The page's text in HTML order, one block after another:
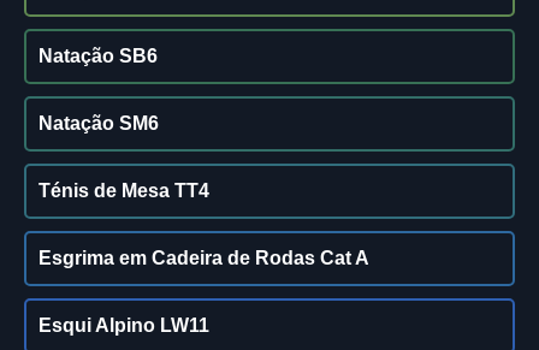
Natação SB6
Natação SM6
Ténis de Mesa TT4
Esgrima em Cadeira de Rodas Cat A
Esqui Alpino LW11